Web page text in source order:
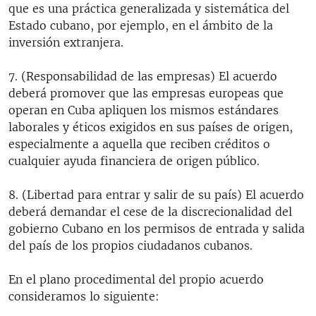
que es una práctica generalizada y sistemática del
Estado cubano, por ejemplo, en el ámbito de la
inversión extranjera.
7. (Responsabilidad de las empresas) El acuerdo
deberá promover que las empresas europeas que
operan en Cuba apliquen los mismos estándares
laborales y éticos exigidos en sus países de origen,
especialmente a aquella que reciben créditos o
cualquier ayuda financiera de origen público.
8. (Libertad para entrar y salir de su país) El acuerdo
deberá demandar el cese de la discrecionalidad del
gobierno Cubano en los permisos de entrada y salida
del país de los propios ciudadanos cubanos.
En el plano procedimental del propio acuerdo
consideramos lo siguiente: